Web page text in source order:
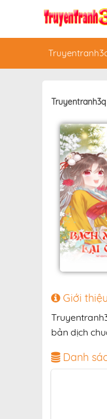
Truyentranh3q
Giới thiệu
bản dịch
Danh